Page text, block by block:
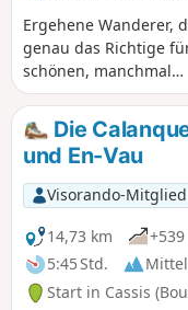
Ergehene Wanderer,
genau das Richtige
schönen, manchmal
schwindelerregenden
Herausforderungen
den Nationalpark
nach Marseille von
herrlichen Ausblicken:
dann die zahlreichen
darunter die grün-
Sugiton. Die kleinen
Callelongue und Les
willkommen, bevor
Die
und En-Vau
Visorando-Mitglied
14,73 km
5:45 Std.
Mittel
Start in Cassis